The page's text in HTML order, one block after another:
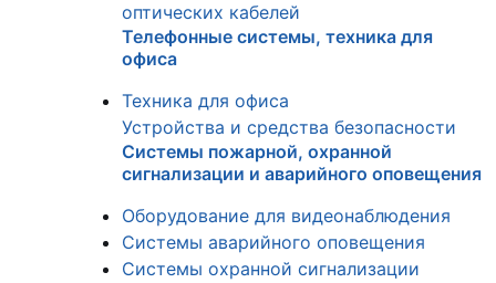
оптических кабелей
Телефонные системы, техника для
офиса
Техника для офиса
Устройства и средства безопасности
Системы пожарной, охранной
сигнализации и аварийного оповещения
Оборудование для видеонаблюдения
Системы аварийного оповещения
Системы охранной сигнализации